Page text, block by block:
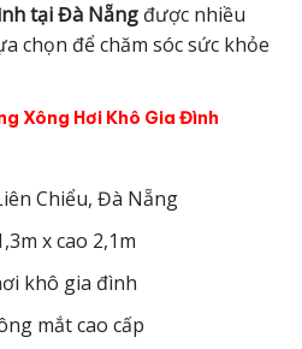
tại Đà Nẵng được nhiều
chọn để chăm sóc sức khỏe
Xông Hơi Khô Gia Đình
Chiểu, Đà Nẵng
x cao 2,1m
khô gia đình
mắt cao cấp